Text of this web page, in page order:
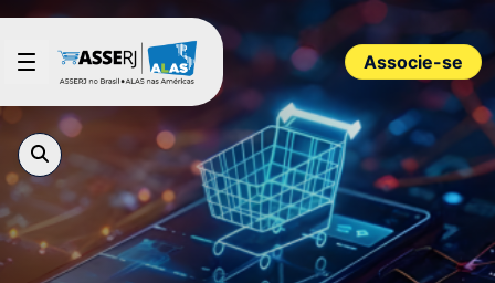
Pular para o Conteúdo principal
Associe-se